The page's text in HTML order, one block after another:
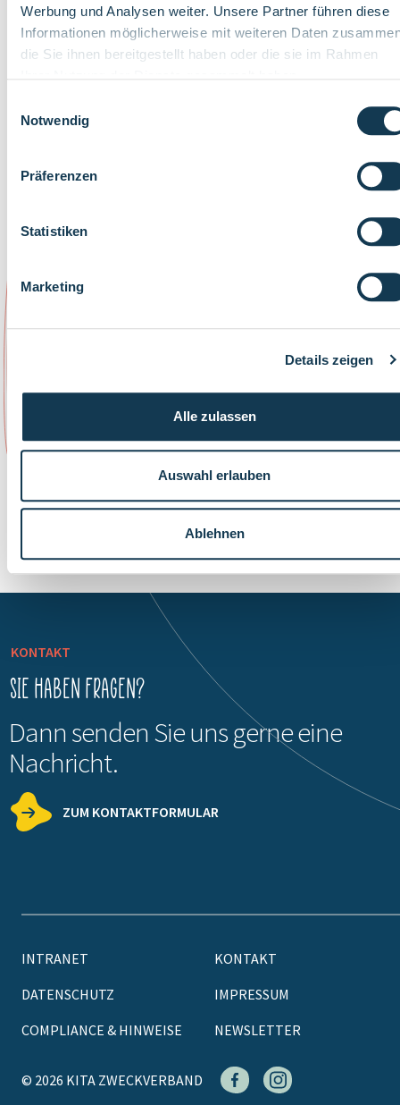
Werbung und Analysen weiter. Unsere Partner führen diese
Informationen möglicherweise mit weiteren Daten
die Sie ihnen bereitgestellt haben oder die sie im Rahmen
Notwendig
Präferenzen
Statistiken
Marketing
Details zeigen
Alle zulassen
Auswahl erlauben
Ablehnen
Investitionen in die Fachberatung und in die Ausbildung sowie
weitere Anpassungen der Personalverordnung.
Unser aller Ziel muss es sein, Kindertageseinrichtungen
Voraussetzungen für Chancengleichheit und einen optimalen
KONTAKT
Sie haben Fragen?
Dann senden Sie uns gerne eine
Nachricht.
ZUM KONTAKTFORMULAR
© 2026 KITA ZWECKVERBAND
INTRANET
KONTAKT
DATENSCHUTZ
IMPRESSUM
COMPLIANCE & HINWEISE
NEWSLETTER